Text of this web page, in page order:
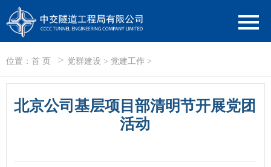
位置： 首 页 > 党群建设 > 党建工作 >
北京公司基层项目部清明节开展党团
活动